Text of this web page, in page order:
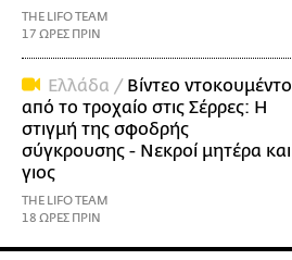
THE LIFO TEAM
17 ΩΡΕΣ ΠΡΙΝ
Ελλάδα / Βίντεο ντοκουμέντο
από το τροχαίο στις Σέρρες: Η
στιγμή της σφοδρής
σύγκρουσης - Νεκροί μητέρα και
γιος
THE LIFO TEAM
18 ΩΡΕΣ ΠΡΙΝ